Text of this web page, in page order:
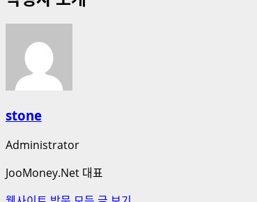
stone
Administrator
JooMoney.Net 대표